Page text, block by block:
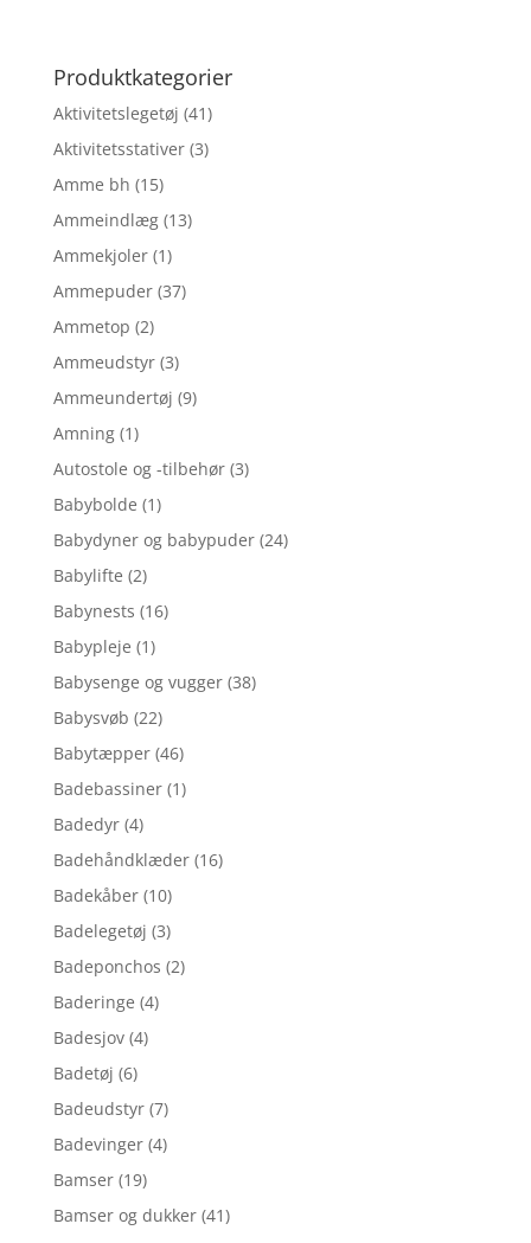
Produktkategorier
Aktivitetslegetøj (41)
Aktivitetsstativer (3)
Amme bh (15)
Ammeindlæg (13)
Ammekjoler (1)
Ammepuder (37)
Ammetop (2)
Ammeudstyr (3)
Ammeundertøj (9)
Amning (1)
Autostole og -tilbehør (3)
Babybolde (1)
Babydyner og babypuder (24)
Babylifte (2)
Babynests (16)
Babypleje (1)
Babysenge og vugger (38)
Babysvøb (22)
Babytæpper (46)
Badebassiner (1)
Badedyr (4)
Badehåndklæder (16)
Badekåber (10)
Badelegetøj (3)
Badeponchos (2)
Baderinge (4)
Badesjov (4)
Badetøj (6)
Badeudstyr (7)
Badevinger (4)
Bamser (19)
Bamser og dukker (41)